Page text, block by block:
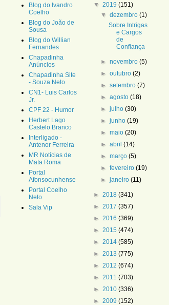
Blog do Ivandro
Coelho
Blog do João de
Sousa
Blog do Willian
Fernandes
Chapadinha
Anúncios
Chapadinha Site
- Souza Neto
CN1- Luis Carlos
Jr.
CPF 22 - Humor
Herbert Lago
Castelo Branco
Interligado -
Antenor Ferreira
MR Notícias de
Mata Roma
Portal
Afonsocunhense
Portal Coelho
Neto
Sala Vip
▼ 2019 (151)
▼dezembro(1)
Sobre Intrigas
e Cargos
de
Confiança
►novembro(5)
►outubro(2)
►setembro(7)
►agosto(18)
►julho(30)
►junho(19)
►maio(20)
►abril(14)
►março(5)
►fevereiro(19)
►janeiro(11)
► 2018 (341)
► 2017 (357)
► 2016 (369)
► 2015 (474)
► 2014 (585)
► 2013 (775)
► 2012 (674)
► 2011 (703)
► 2010 (336)
► 2009 (152)